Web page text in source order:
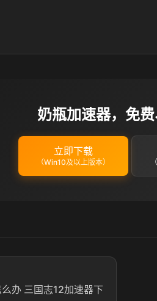
奶瓶加速器，免
立即下载
（Win10及以上版本）
办 三国志12加速器下